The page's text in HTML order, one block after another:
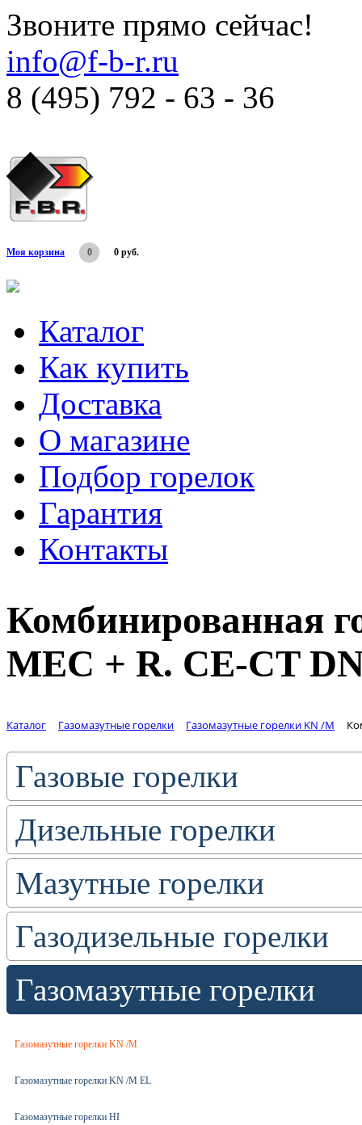
Звоните прямо сейчас!
info@f-b-r.ru
8 (495) 792 - 63 - 36
Моя корзина 0 0 руб.
Каталог
Как купить
Доставка
О магазине
Подбор горелок
Гарантия
Контакты
Комбинированная
MEC + R. CE-CT
Каталог Газомазутные горелки Газомазутные горелки KN /M
Газовые горелки
Дизельные горелки
Мазутные горелки
Газодизельные горелки
Газомазутные горелки
Газомазутные горелки KN /M
Газомазутные горелки KN /M EL
Газомазутные горелки HI